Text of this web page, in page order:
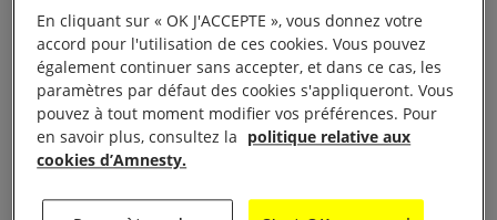
le 19 décembre 2020, au moins 19 Baloutches et un
Arabe ahwazi ont été exécutés, d’après les chiffres
obtenus du Centre Abdorrahman Boroumand.
Parmi eux, le prisonnier baloutche Javid Dehgan a
été exécuté le 30 janvier 2021 malgré les graves
violations des garanties de la procédure constatées
En cliquant sur « OK J'ACCEPTE », vous donnez votre
accord pour l'utilisation de ces cookies. Vous pouvez
également continuer sans accepter, et dans ce cas, les
paramètres par défaut des cookies s'appliqueront. Vous
pouvez à tout moment modifier vos préférences. Pour
en savoir plus, consultez la politique relative aux
cookies d’Amnesty.